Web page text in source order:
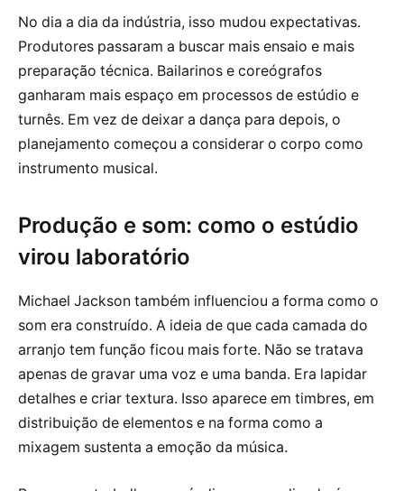
No dia a dia da indústria, isso mudou expectativas.
Produtores passaram a buscar mais ensaio e mais
preparação técnica. Bailarinos e coreógrafos
ganharam mais espaço em processos de estúdio e
turnês. Em vez de deixar a dança para depois, o
planejamento começou a considerar o corpo como
instrumento musical.
Produção e som: como o estúdio
virou laboratório
Michael Jackson também influenciou a forma como o
som era construído. A ideia de que cada camada do
arranjo tem função ficou mais forte. Não se tratava
apenas de gravar uma voz e uma banda. Era lapidar
detalhes e criar textura. Isso aparece em timbres, em
distribuição de elementos e na forma como a
mixagem sustenta a emoção da música.